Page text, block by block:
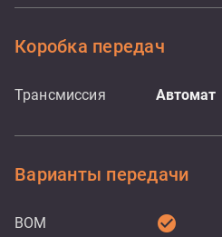
Коробка передач
Трансмиссия Aвтомат
Варианты передачи
ВОМ check_circle